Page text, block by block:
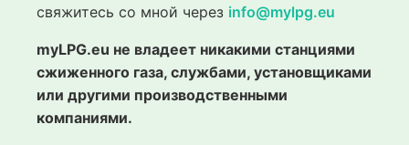
свяжитесь со мной через info@mylpg.eu
myLPG.eu не владеет никакими станциями
сжиженного газа, службами, установщиками
или другими производственными
компаниями.